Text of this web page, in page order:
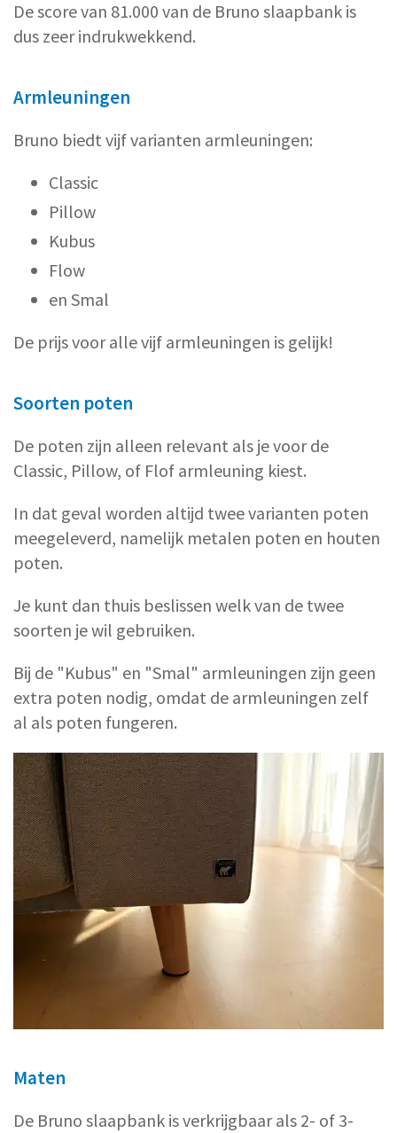
De score van 81.000 van de Bruno slaapbank is
dus zeer indrukwekkend.
Armleuningen
Bruno biedt vijf varianten armleuningen:
Classic
Pillow
Kubus
Flow
en Smal
De prijs voor alle vijf armleuningen is gelijk!
Soorten poten
De poten zijn alleen relevant als je voor de
Classic, Pillow, of Flof armleuning kiest.
In dat geval worden altijd twee varianten poten
meegeleverd, namelijk metalen poten en houten
poten.
Je kunt dan thuis beslissen welk van de twee
soorten je wil gebruiken.
Bij de "Kubus" en "Smal" armleuningen zijn geen
extra poten nodig, omdat de armleuningen zelf
al als poten fungeren.
Maten
De Bruno slaapbank is verkrijgbaar als 2- of 3-